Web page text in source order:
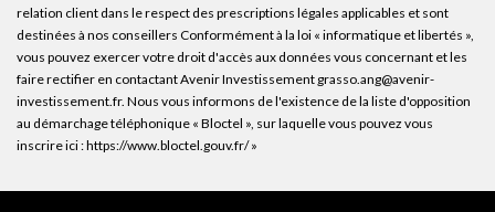
relation client dans le respect des prescriptions légales applicables et sont
destinées à nos conseillers Conformément à la loi « informatique et libertés »,
vous pouvez exercer votre droit d'accès aux données vous concernant et les
faire rectifier en contactant Avenir Investissement grasso.ang@avenir-
investissement.fr. Nous vous informons de l'existence de la liste d'opposition
au démarchage téléphonique « Bloctel », sur laquelle vous pouvez vous
inscrire ici :https://www.bloctel.gouv.fr/»